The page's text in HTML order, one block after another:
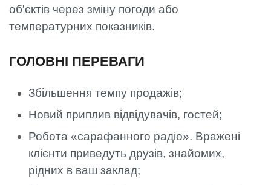
об'єктів через зміну погоди або
температурних показників.
ГОЛОВНІ ПЕРЕВАГИ
Збільшення темпу продажів;
Новий приплив відвідувачів, гостей;
Робота «сарафанного радіо». Вражені
клієнти приведуть друзів, знайомих,
рідних в ваш заклад;